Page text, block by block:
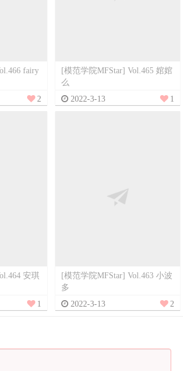
fairy
2
[模范学院MFStar] Vol.465 婠婠
么
2022-3-13
1
安琪
1
[模范学院MFStar] Vol.463 小波
多
2022-3-13
2